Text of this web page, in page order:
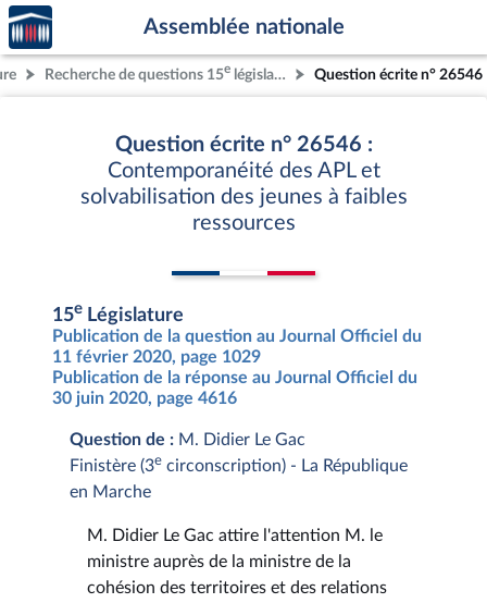
Aller au contenu
Aller en bas de la page
Accèder
à la
page
d'accueil
Assemblée nationale
Recherche de questions 15e législature Question écrite n° 26546
Question écrite n° 26546 :
Contemporanéité des APL et
solvabilisation des jeunes à faibles
ressources
15e Législature
Publication de la question au Journal Officiel du
11 février 2020, page 1029
Publication de la réponse au Journal Officiel du
30 juin 2020, page 4616
Question de : M. Didier Le Gac
Finistère (3e circonscription) - La République
en Marche
M. Didier Le Gac attire l'attention M. le
ministre auprès de la ministre de la
cohésion des territoires et des relations